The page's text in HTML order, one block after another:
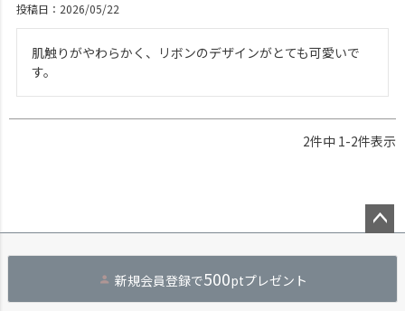
投稿日 2026/05/22
肌触りがやわらかく、リボンのデザインがとても可愛いで
す。
2件中 1-2件表示
へ
新規会員登録で500ptプレゼント